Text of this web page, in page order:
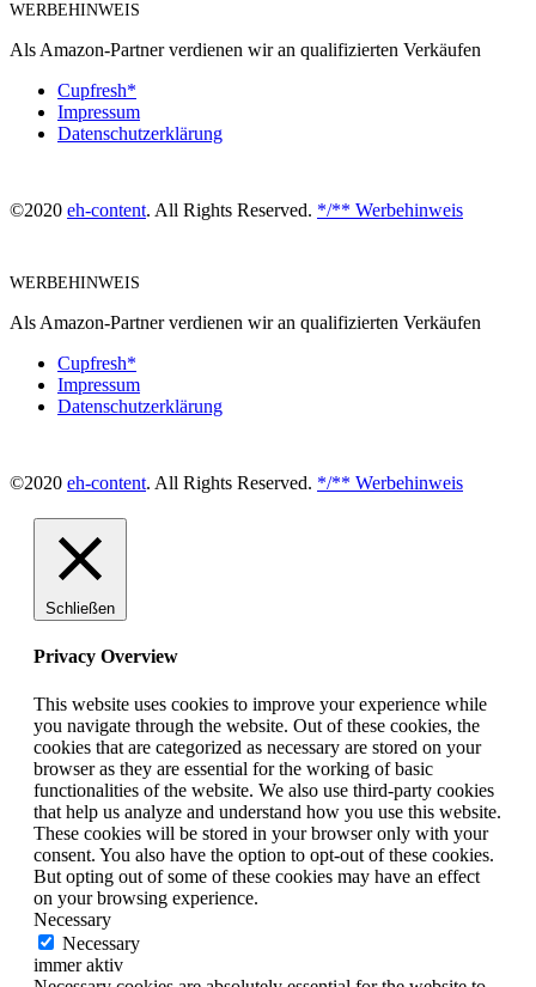
WERBEHINWEIS
Als Amazon-Partner verdienen wir an qualifizierten Verkäufen
Cupfresh*
Impressum
Datenschutzerklärung
©2020 eh-content. All Rights Reserved. */** Werbehinweis
WERBEHINWEIS
Als Amazon-Partner verdienen wir an qualifizierten Verkäufen
Cupfresh*
Impressum
Datenschutzerklärung
©2020 eh-content. All Rights Reserved. */** Werbehinweis
Schließen
Privacy Overview
This website uses cookies to improve your experience while
you navigate through the website. Out of these cookies, the
cookies that are categorized as necessary are stored on your
browser as they are essential for the working of basic
functionalities of the website. We also use third-party cookies
that help us analyze and understand how you use this website.
These cookies will be stored in your browser only with your
consent. You also have the option to opt-out of these cookies.
But opting out of some of these cookies may have an effect
on your browsing experience.
Necessary
Necessary
immer aktiv